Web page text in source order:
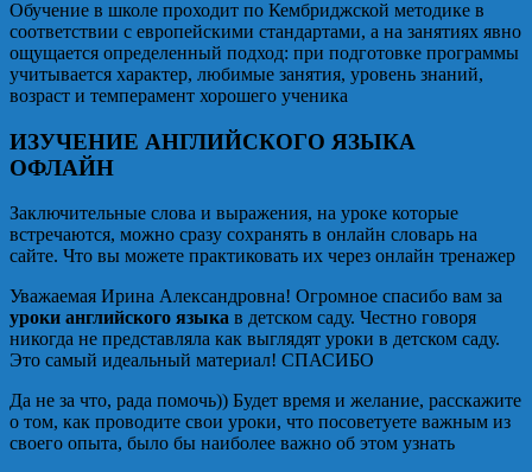
Обучение в школе проходит по Кембриджской методике в
соответствии с европейскими стандартами, а на занятиях явно
ощущается определенный подход: при подготовке программы
учитывается характер, любимые занятия, уровень знаний,
возраст и темперамент хорошего ученика
ИЗУЧЕНИЕ АНГЛИЙСКОГО ЯЗЫКА
ОФЛАЙН
Заключительные слова и выражения, на уроке которые
встречаются, можно сразу сохранять в онлайн словарь на
сайте. Что вы можете практиковать их через онлайн тренажер
Уважаемая Ирина Александровна! Огромное спасибо вам за
уроки английского языка в детском саду. Честно говоря
никогда не представляла как выглядят уроки в детском саду.
Это самый идеальный материал! СПАСИБО
Да не за что, рада помочь)) Будет время и желание, расскажите
о том, как проводите свои уроки, что посоветуете важным из
своего опыта, было бы наиболее важно об этом узнать